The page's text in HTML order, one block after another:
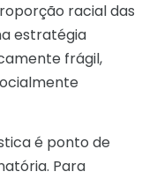
racial das
estratégia
frágil,
é ponto de
Para